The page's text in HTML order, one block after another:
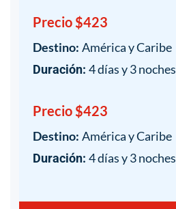
Precio $423
Destino: América y Caribe
Duración: 4 días y 3 noches
Precio $423
Destino: América y Caribe
Duración: 4 días y 3 noches